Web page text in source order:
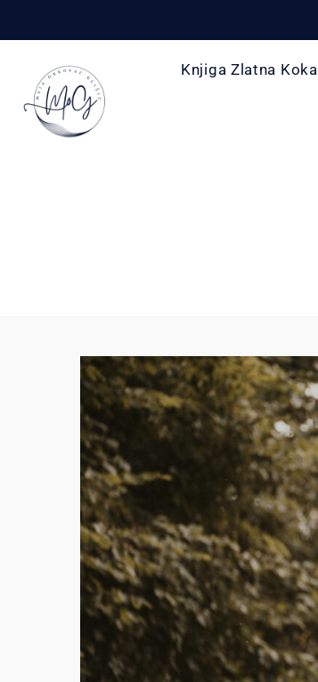
Knjiga Zlatna Koka